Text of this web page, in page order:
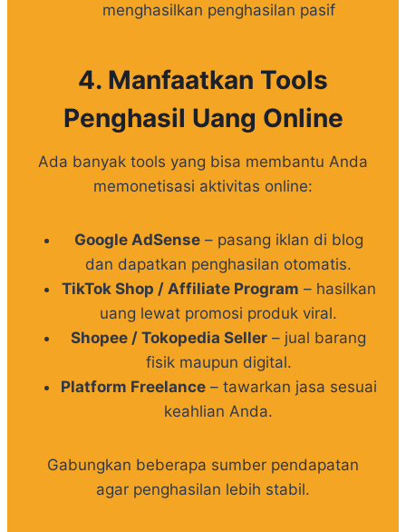
menghasilkan penghasilan pasif
4. Manfaatkan Tools
Penghasil Uang Online
Ada banyak tools yang bisa membantu Anda
memonetisasi aktivitas online:
Google AdSense– pasang iklan di blog
dan dapatkan penghasilan otomatis.
TikTok Shop / Affiliate Program – hasilkan
uang lewat promosi produk viral.
Shopee / Tokopedia Seller – jual barang
fisik maupun digital.
Platform Freelance– tawarkan jasa sesuai
keahlian Anda.
Gabungkan beberapa sumber pendapatan
agar penghasilan lebih stabil.